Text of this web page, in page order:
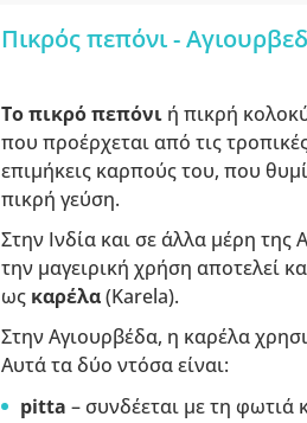
Πικρός πεπόνι -
Το πικρό πεπόνιή πικρή
που προέρχεται από τις
επιμήκεις καρπούς του, που
πικρή γεύση.
Στην Ινδία και σε άλλα μέρη
την μαγειρική χρήση αποτελεί
ως καρέλα(Karela).
Στην Αγιουρβέδα, η καρέλα
Αυτά τα δύο ντόσα είναι:
pitta – συνδέεται με τη φωτιά